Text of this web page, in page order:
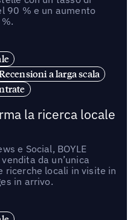
90 % e un aumento
a larga scala
la ricerca locale
e Social, BOYLE
da un’unica
ricerche locali in visite in
in arrivo.